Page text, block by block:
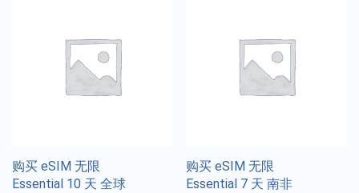
购买 eSIM 无限
Essential 10 天 全球
购买 eSIM 无限
Essential 7 天 南非